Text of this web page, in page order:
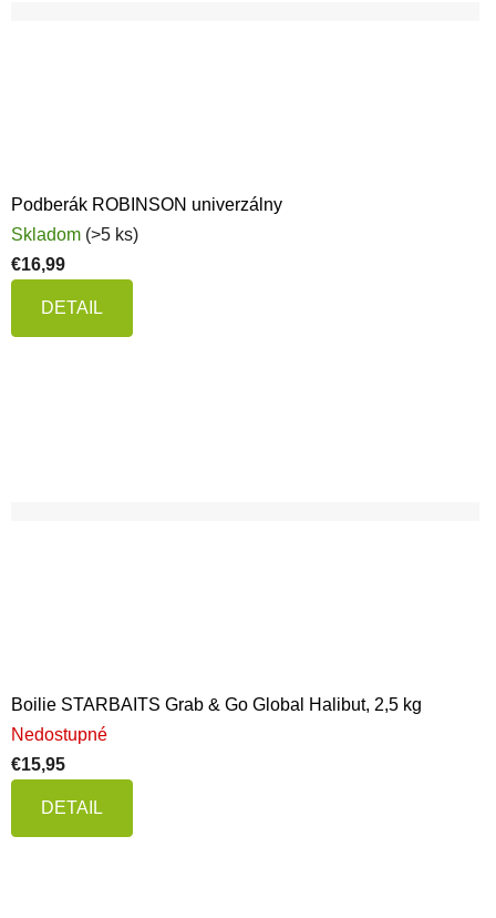
Podberák ROBINSON univerzálny
Skladom (>5 ks)
€16,99
DETAIL
Boilie STARBAITS Grab & Go Global Halibut, 2,5 kg
Nedostupné
€15,95
DETAIL